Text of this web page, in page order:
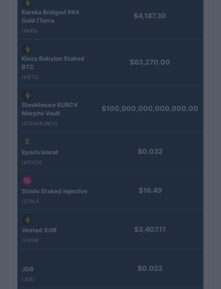
Eureka Bridged PAX
Gold (Terra
(PAXG)
$4,187.30
Kinza Babylon Staked
BTC
(KBTC)
$83,270.00
Steakhouse EURCV
Morpho Vault
(STEAKEURCV)
$100,000,000,000,000.00
Epoch Island
(EPOCH)
$0.032
Stride Staked Injective
(STINJ)
$16.49
Vested XOR
(VXOR)
$3,407.11
JDB
(JDB)
$0.022